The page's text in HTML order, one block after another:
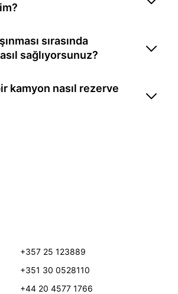
sırasında
sağlıyorsunuz?
kamyon nasıl rezerve
+357 25 123889
+351 30 0528110
+44 20 4577 1766